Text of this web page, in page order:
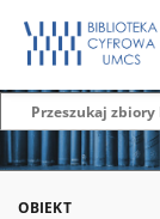
OBIEKT